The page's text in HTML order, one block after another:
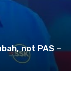
not PAS –